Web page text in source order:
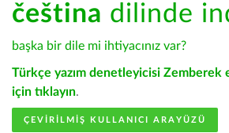
čeština dilinde
başka bir dile mi ihtiyacınız var?
Türkçe yazım denetleyicisi
için tıklayın.
ÇEVIRILMIŞ KULLANICI ARAYÜZÜ